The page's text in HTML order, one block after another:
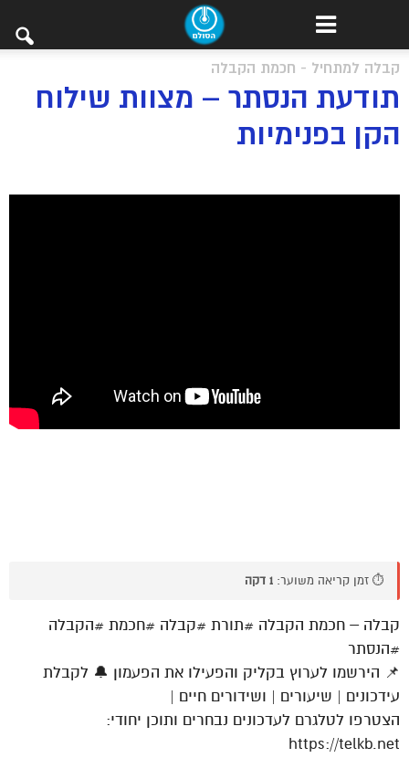
קבלה למתחיל - חכמת הקבלה
תודעת הנסתר – מצוות שילוח
הקן בפנימיות
⏱️ זמן קריאה משוער: 1 דקה
קבלה – חכמת הקבלה #תורת #קבלה #חכמת #הקבלה
#הנסתר
📌 הירשמו לערוץ בקליק והפעילו את הפעמון 🔔 לקבלת
עידכונים | שיעורים | ושידורים חיים |
הצטרפו לטלגרם לעדכונים נבחרים ותוכן יחודי:
https://telkb.net